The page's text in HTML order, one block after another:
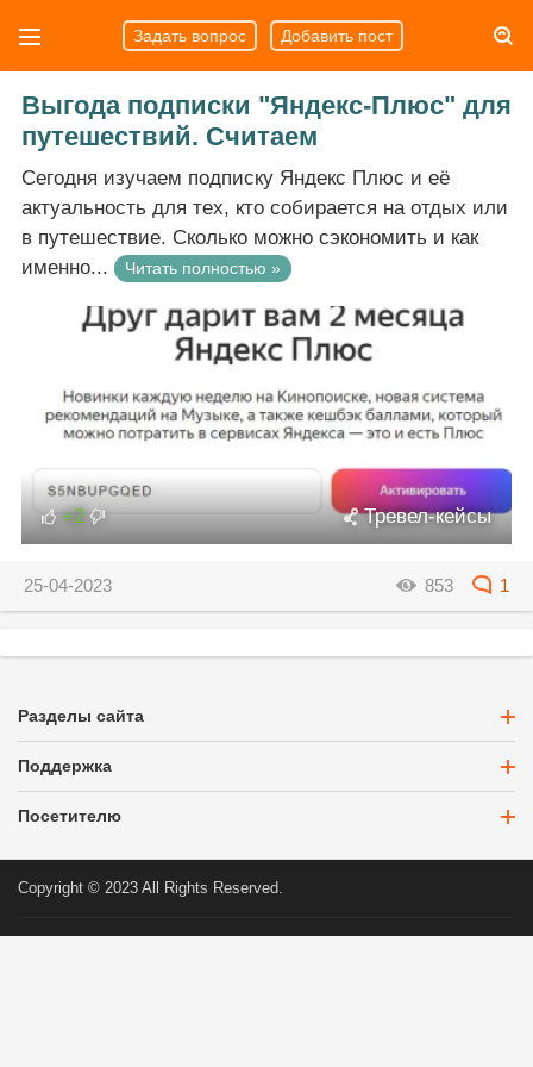
Задать вопрос Добавить пост
Выгода подписки "Яндекс-Плюс" для
путешествий. Считаем
Сегодня изучаем подписку Яндекс Плюс и её
актуальность для тех, кто собирается на отдых или
в путешествие. Сколько можно сэкономить и как
именно...
Читать полностью »
+2 Тревел-кейсы
853 1
25-04-2023
Разделы сайта
Поддержка
Посетителю
Copyright © 2023 All Rights Reserved.